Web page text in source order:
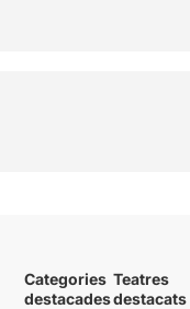
Categories
destacades
Teatres
destacats